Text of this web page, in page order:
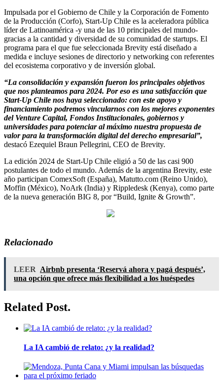
Impulsada por el Gobierno de Chile y la Corporación de Fomento
de la Producción (Corfo), Start-Up Chile es la aceleradora pública
líder de Latinoamérica -y una de las 10 principales del mundo-
gracias a la cantidad y diversidad de su comunidad de startups. El
programa para el que fue seleccionada Brevity está diseñado a
medida e incluye sesiones de directorio y networking con referentes
del ecosistema corporativo y de inversión global.
“La consolidación y expansión fueron los principales objetivos
que nos planteamos para 2024. Por eso es una satisfacción que
Start-Up Chile nos haya seleccionado: con este apoyo y
financiamiento podremos vincularnos con los mejores exponentes
del Venture Capital, Fondos Institucionales, gobiernos y
universidades para potenciar al máximo nuestra propuesta de
valor para la transformación digital del derecho empresarial”,
destacó Ezequiel Braun Pellegrini, CEO de Brevity.
La edición 2024 de Start-Up Chile eligió a 50 de las casi 900
postulantes de todo el mundo. Además de la argentina Brevity, este
año participan ComexSoft (España), Matutto.com (Reino Unido),
Moffin (México), NoArk (India) y Rippledesk (Kenya), como parte
de la nueva generación BIG 8, por “Build, Ignite & Growth”.
Relacionado
LEER Airbnb presenta ‘Reservá ahora y pagá después’,
una opción que ofrece más flexibilidad a los huéspedes
Related Post.
La IA cambió de relato: ¿y la realidad?